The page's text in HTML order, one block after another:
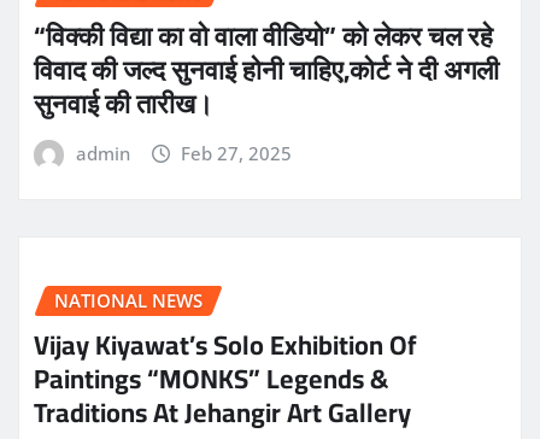
“विक्की विद्या का वो वाला वीडियो” को लेकर चल रहे
विवाद की जल्द सुनवाई होनी चाहिए,कोर्ट ने दी अगली
सुनवाई की तारीख।
admin Feb 27, 2025
NATIONAL NEWS
Vijay Kiyawat’s Solo Exhibition Of
Paintings “MONKS” Legends &
Traditions At Jehangir Art Gallery